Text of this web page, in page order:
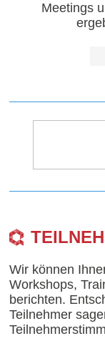
Meetings
Wir können
Workshops,
berichten.
Teilnehmer